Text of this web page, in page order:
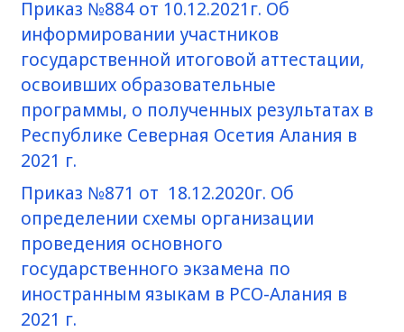
Приказ №884 от 10.12.2021г. Об
информировании участников
государственной итоговой аттестации,
освоивших образовательные
программы, о полученных результатах в
Республике Северная Осетия Алания в
2021 г.
Приказ №871 от 18.12.2020г. Об
определении схемы организации
проведения основного
государственного экзамена по
иностранным языкам в РСО-Алания в
2021 г.